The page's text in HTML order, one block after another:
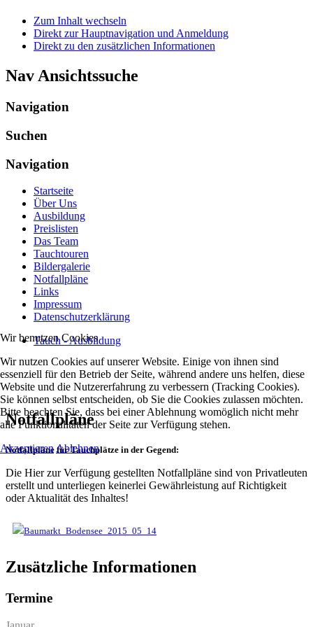
Zum Inhalt wechseln
Direkt zur Hauptnavigation und Anmeldung
Direkt zu den zusätzlichen Informationen
Nav Ansichtssuche
Navigation
Suchen
Navigation
Startseite
Über Uns
Ausbildung
Preislisten
Das Team
Tauchtouren
Bildergalerie
Notfallpläne
Links
Impressum
Datenschutzerklärung
Tauch - Ausbildung
Notfallpläne
Notfallpläne für Tauchplätze in der Gegend:
Die Hier zur Verfügung gestellten Notfallpläne sind von Privatleuten
erstellt und unterliegen keinerlei Gewährleistung auf Richtigkeit
oder Aktualität des Inhaltes!
Baumarkt_Bodensee_2015_05_14
Zusätzliche Informationen
Termine
Wir benutzen Cookies
Wir nutzen Cookies auf unserer Website. Einige von ihnen sind
essenziell für den Betrieb der Seite, während andere uns helfen, diese
Website und die Nutzererfahrung zu verbessern (Tracking Cookies).
Sie können selbst entscheiden, ob Sie die Cookies zulassen möchten.
Bitte beachten Sie, dass bei einer Ablehnung womöglich nicht mehr
alle Funktionalitäten der Seite zur Verfügung stehen.
Akzeptieren Ablehnen